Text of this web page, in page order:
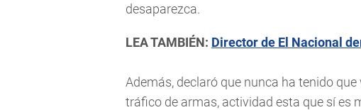
desaparezca.
LEA TAMBIÉN: Director de El Nacional
Además, declaró que nunca ha tenido
tráfico de armas, actividad esta que sí es